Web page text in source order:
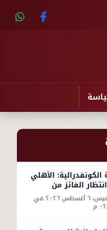
الكونفدرالية: الأهلي
الفائز من
سيتي وكيتاراالخميس، ٦ أغسطس ٢٠٢٦ في
م